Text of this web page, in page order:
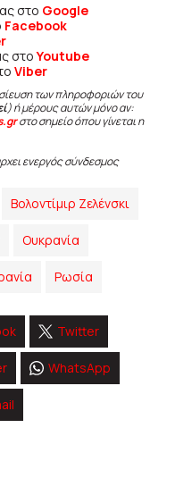
στο Google
Facebook
στοYoutube
Viber
των πληροφοριών του
) ή μέρους αυτών μόνο αν:
στο σημείο όπου γίνεται η
ενεργός σύνδεσμος
Βολοντίμιρ Ζελένσκι
Ουκρανία
Ρωσία
Twitter
WhatsApp